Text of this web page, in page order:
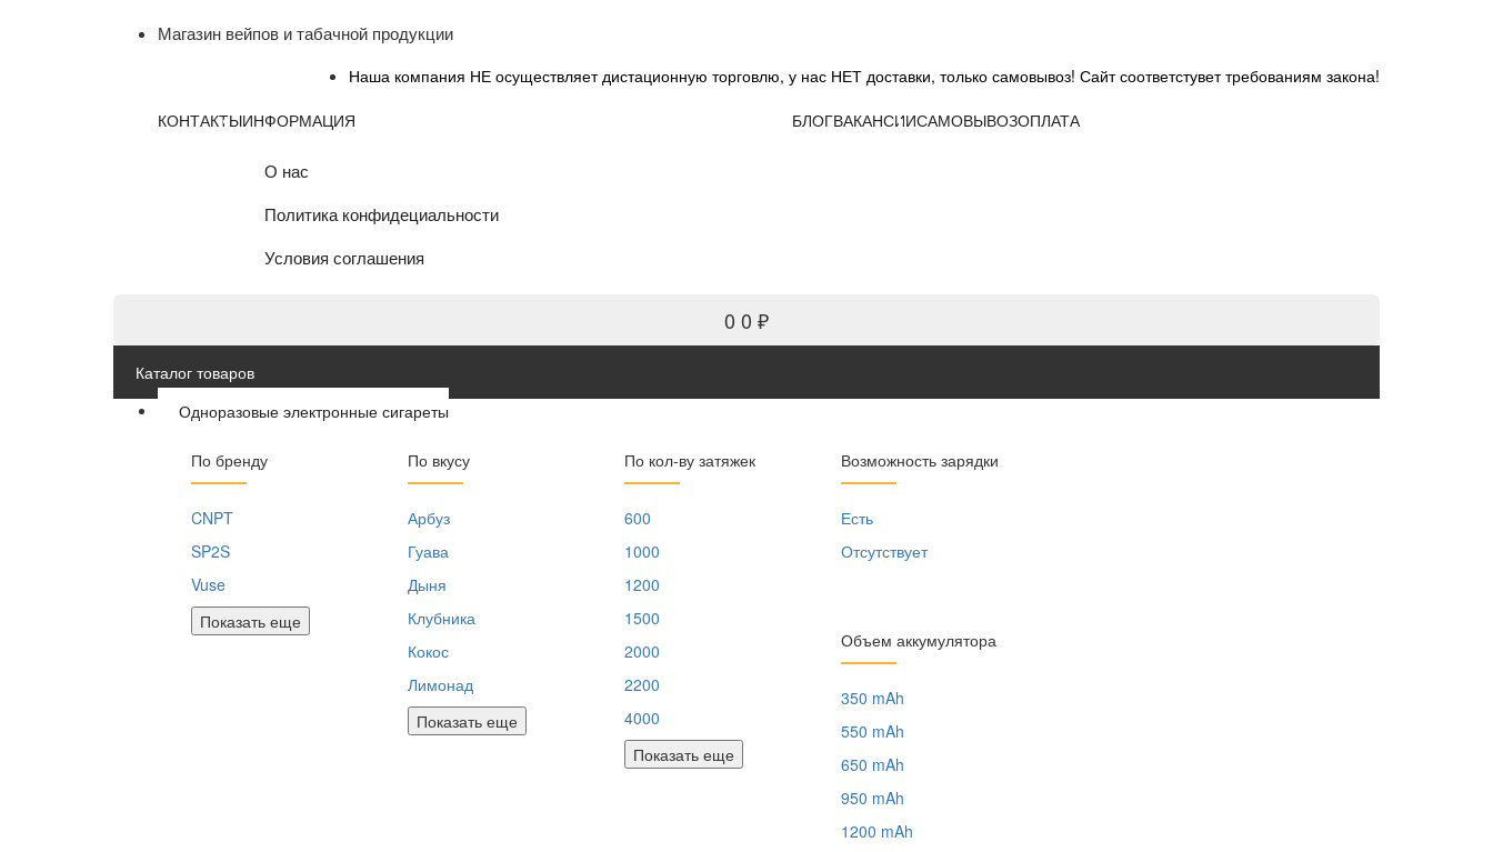
Магазин вейпов и табачной продукции
Наша компания НЕ осуществляет дистационную торговлю, у нас НЕТ доставки, только самовывоз! Сайт соответстувет требованиям закона!
КОНТАКТЫИНФОРМАЦИЯ
О нас
Политика конфидециальности
Условия соглашения
БЛОГВАКАНСИИСАМОВЫВОЗОПЛАТА
0 0 ₽
Каталог товаров
Одноразовые электронные сигареты
По бренду
CNPT
SP2S
Vuse
Показать еще
По вкусу
Арбуз
Гуава
Дыня
Клубника
Кокос
Лимонад
Показать еще
По кол-ву затяжек
600
1000
1200
1500
2000
2200
4000
Показать еще
Возможность зарядки
Есть
Отсутствует
Объем аккумулятора
350 mAh
550 mAh
650 mAh
950 mAh
1200 mAh